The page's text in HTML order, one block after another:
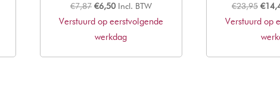
€7,87 Oorspronkelijke
prijs
was:
€6,50Huidige
prijs
is:
Incl. BTW
Verstuurd op eerstvolgende
werkdag
€23,95
prijs
was:
€
Verstuurd op